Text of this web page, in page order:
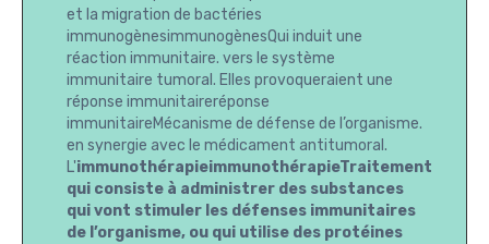
et la migration de bactéries
immunogènesimmunogènesQui induit une
réaction immunitaire. vers le système
immunitaire tumoral. Elles provoqueraient une
réponse immunitaireréponse
immunitaireMécanisme de défense de l’organisme.
en synergie avec le médicament antitumoral.
L'immunothérapieimmunothérapieTraitement
qui consiste à administrer des substances
qui vont stimuler les défenses immunitaires
de l’organisme, ou qui utilise des protéines